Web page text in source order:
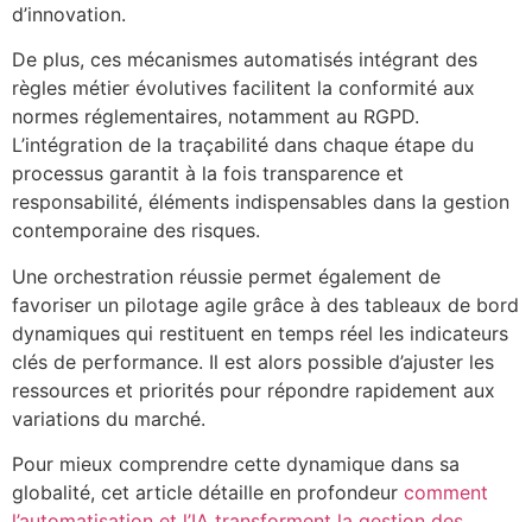
d’innovation.
De plus, ces mécanismes automatisés intégrant des
règles métier évolutives facilitent la conformité aux
normes réglementaires, notamment au RGPD.
L’intégration de la traçabilité dans chaque étape du
processus garantit à la fois transparence et
responsabilité, éléments indispensables dans la gestion
contemporaine des risques.
Une orchestration réussie permet également de
favoriser un pilotage agile grâce à des tableaux de bord
dynamiques qui restituent en temps réel les indicateurs
clés de performance. Il est alors possible d’ajuster les
ressources et priorités pour répondre rapidement aux
variations du marché.
Pour mieux comprendre cette dynamique dans sa
globalité, cet article détaille en profondeur comment